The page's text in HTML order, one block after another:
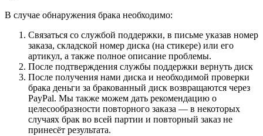
В случае обнаружения брака необходимо:
Связаться со службой поддержки, в письме указав номер
заказа, складской номер диска (на стикере) или его
артикул, а также полное описание проблемы.
После подтверждения службы поддержки вернуть диск
После получения нами диска и необходимой проверки
брака деньги за бракованный диск возвращаются через
PayPal. Мы также можем дать рекомендацию о
целесообразности повторного заказа — в некоторых
случаях брак во всей партии и повторный заказ не
принесёт результата.